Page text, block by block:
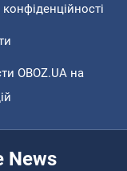
OBOZ.UA на
News